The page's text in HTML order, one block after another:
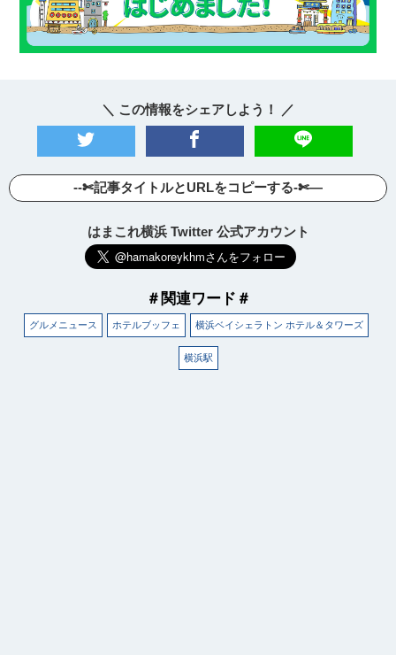
＼ この情報をシェアしよう！ ／
--✄記事タイトルとURLをコピーする-✄—
はまこれ横浜 Twitter 公式アカウント
＃関連ワード＃
グルメニュース ホテルブッフェ 横浜ベイシェラトン ホテル＆タワーズ
横浜駅